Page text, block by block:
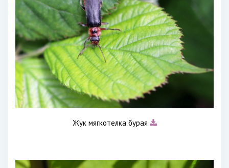
Жук мягкотелка бурая